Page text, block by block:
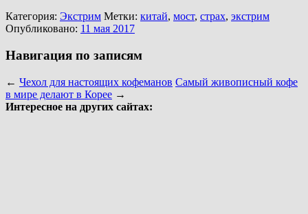
Категория: Экстрим Метки: китай, мост, страх, экстрим
Опубликовано: 11 мая 2017
Навигация по записям
← Чехол для настоящих кофеманов Самый живописный кофе
в мире делают в Корее →
Интересное на других сайтах: